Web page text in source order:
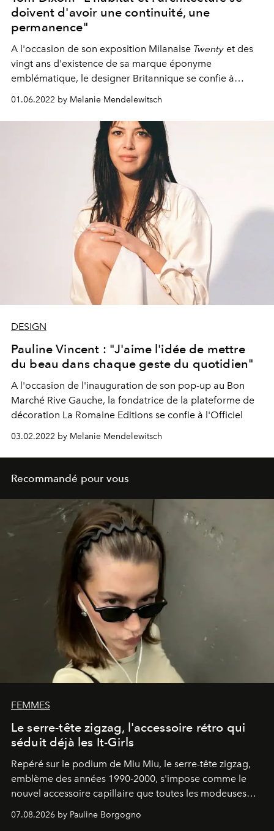
doivent d'avoir une continuité, une
permanence"
A l'occasion de son exposition Milanaise Twenty et des
vingt ans d'existence de sa marque éponyme
emblématique, le designer Britannique se confie à
01.06.2022 by Melanie Mendelewitsch
DESIGN
Pauline Vincent : "J'aime l'idée de mettre
du beau dans chaque geste du quotidien"
A l'occasion de l'inauguration de son pop-up au Bon
Marché Rive Gauche, la fondatrice de la plateforme de
décoration La Romaine Editions se confie à l'Officiel
03.02.2022 by Melanie Mendelewitsch
Recommandé pour vous
FEMMES
Le serre-tête zigzag, l'accessoire rétro qui
séduit déjà les It-Girls
Repéré sur le podium de Miu Miu, le serre-tête zigzag,
emblème des années 1990-2000, s'impose comme le
nouvel accessoire capillaire que toutes les modeuses
s'arrachent déjà.
07.08.2026 by Pauline Borgogno